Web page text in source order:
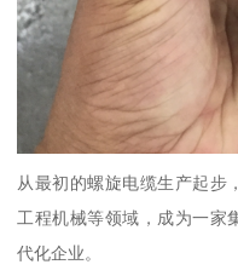
从最初的螺旋电缆生产起步
工程机械等领域，成为一家
代化企业。